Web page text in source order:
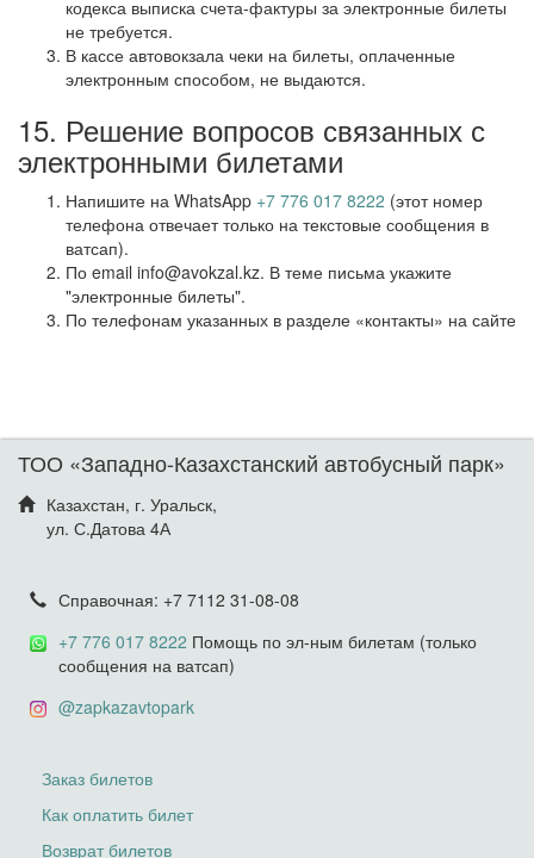
кодекса выписка счета-фактуры за электронные билеты
не требуется.
В кассе автовокзала чеки на билеты, оплаченные
электронным способом, не выдаются.
15. Решение вопросов связанных с
электронными билетами
Напишите на WhatsApp +7 776 017 8222 (этот номер
телефона отвечает только на текстовые сообщения в
ватсап).
По email info@avokzal.kz. В теме письма укажите
"электронные билеты".
По телефонам указанных в разделе «контакты» на сайте
ТОО «Западно-Казахстанский автобусный парк»
Казахстан, г. Уральск,
ул. С.Датова 4А
Справочная: +7 7112 31-08-08
+7 776 017 8222 Помощь по эл-ным билетам (только
сообщения на ватсап)
@zapkazavtopark
Заказ билетов
Как оплатить билет
Возврат билетов